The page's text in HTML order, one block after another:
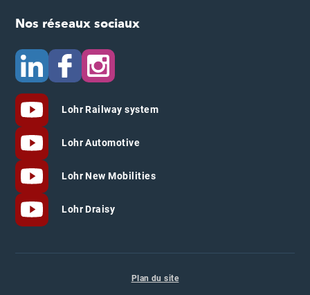
Nos réseaux sociaux
Lohr Railway system
Lohr Automotive
Lohr New Mobilities
Lohr Draisy
Plan du site